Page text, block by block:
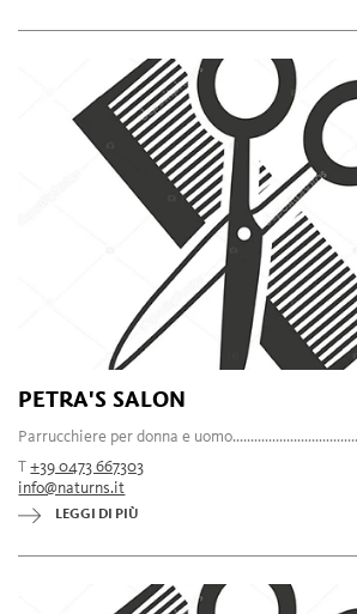
PETRA'S SALON
Parrucchiere per donna e
T+39 0473 667303
info@naturns.it
LEGGI DI PIÙ